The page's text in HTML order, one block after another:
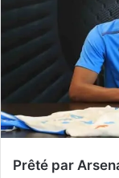
Prêté par